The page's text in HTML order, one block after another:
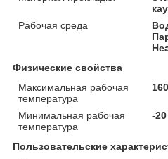
Рабочая среда
Физические свойства
Максимальная рабочая
температура
Минимальная рабочая
температура
-
Пользовательские